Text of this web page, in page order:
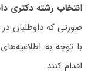
انتخاب رشته دکتری
صورتی که داوطلبان در
با توجه به
اقدام کنند.